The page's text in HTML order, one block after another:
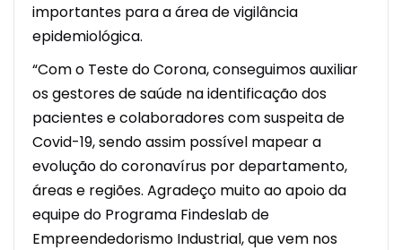
importantes para a área de vigilância
epidemiológica.
“Com o Teste do Corona, conseguimos auxiliar
os gestores de saúde na identificação dos
pacientes e colaboradores com suspeita de
Covid-19, sendo assim possível mapear a
evolução do coronavírus por departamento,
áreas e regiões. Agradeço muito ao apoio da
equipe do Programa Findeslab de
Empreendedorismo Industrial, que vem nos